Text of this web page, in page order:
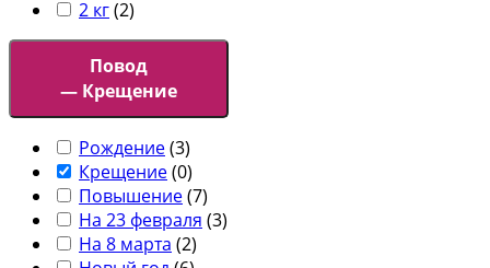
2 кг(2)
Повод
— Крещение
Рождение(3)
Крещение(0)
Повышение(7)
На 23 февраля (3)
На 8 марта (2)